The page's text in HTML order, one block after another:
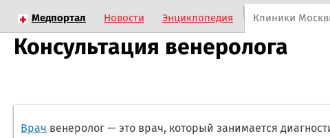
Медпортал Новости Энциклопедия Клиники
Консультация венеролога
Врач венеролог — это врач, который занимается